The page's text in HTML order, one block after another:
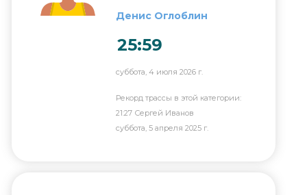
Денис Оглоблин
25:59
суббота, 4 июля 2026 г.
Рекорд трассы в этой категории:
21:27 Сергей Иванов
суббота, 5 апреля 2025 г.